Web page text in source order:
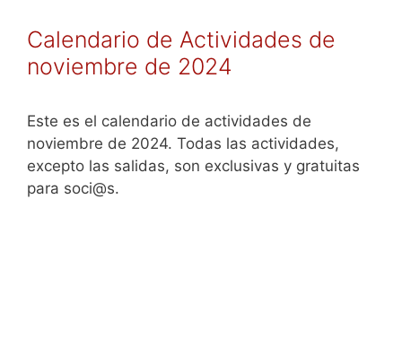
Calendario de Actividades de
noviembre de 2024
Este es el calendario de actividades de
noviembre de 2024. Todas las actividades,
excepto las salidas, son exclusivas y gratuitas
para soci@s.